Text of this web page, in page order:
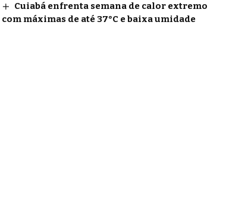
Cuiabá enfrenta semana de calor extremo
com máximas de até 37°C e baixa umidade